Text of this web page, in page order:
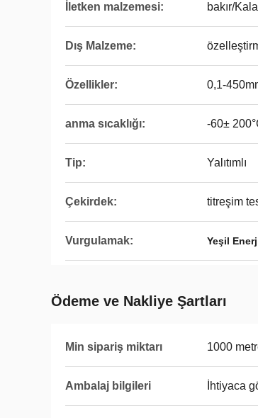
İletken malzemesi: bakır/
Dış Malzeme:
Özellikler: 0,1-
anma sıcaklığı: -60±
Tip: Yalıtımlı
Çekirdek: titreşim
Vurgulamak: Yeşil
Ödeme ve Nakliye Şartları
Min sipariş miktarı 1000
Ambalaj bilgileri İhtiyaca